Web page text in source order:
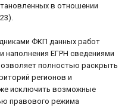
в отношении
ФКП данных работ
наполнения ЕГРН сведениями
полностью раскрыть
регионов и
исключить возможные
правового режима